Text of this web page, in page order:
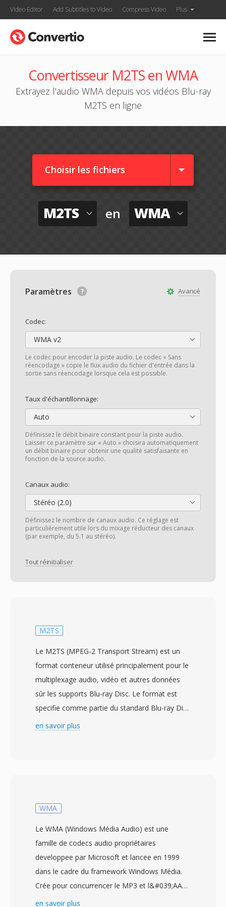
Video Editor Add Subtitles to Video Compress Video Plus
Convertisseur M2TS en WMA
Extrayez l'audio WMA depuis vos vidéos Blu-ray
M2TS en ligne
Choisir les fichiers
M2TS en WMA
Avancé
Paramètres
Codec:
WMA v2
Le codec pour encoder la piste audio. Le codec « Sans
réencodage » copie le flux audio du fichier d'entrée dans la
sortie sans réencodage lorsque cela est possible.
Taux d'échantillonnage:
Auto
Définissez le débit binaire constant pour la piste audio.
Laisser ce paramètre sur « Auto » choisira automatiquement
un débit binaire pour obtenir une qualité satisfaisante en
fonction de la source audio.
Canaux audio:
Stéréo (2.0)
Définissez le nombre de canaux audio. Ce réglage est
particulièrement utile lors du mixage réducteur des canaux
(par exemple, du 5.1 au stéréo).
Tout réinitialiser
M2TS
Le M2TS (MPEG-2 Transport Stream) est un
format conteneur utilisé principalement pour le
multiplexage audio, vidéo et autres données
sûr les supports Blu-ray Disc. Le format est
specifie comme partie du standard Blu-ray Disc
Audio-Vidéo (BDAV) développé par la Blu-ray
supplémentaire de 4 octets ajoute à chaque
de 192 octets qui permettent une
synchronisation plus précise et une meilleure
récupération d&#039;erreurs lors de la lecture
paquets étendue aide à maintenir la
en savoir plus
WMA
Le WMA (Windows Média Audio) est une
famille de codecs audio propriétaires
developpee par Microsoft et lancee en 1999
dans le cadre du framework Windows Média.
Crée pour concurrencer le MP3 et l&#039;AAC,
le WMA Standard utilisé un codage perceptuel
en savoir plus